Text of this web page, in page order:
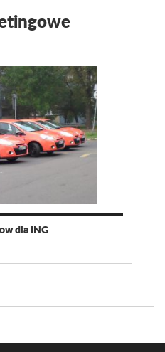
dla ING